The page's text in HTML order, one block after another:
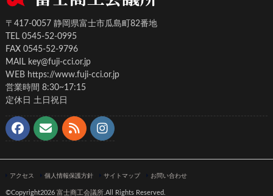
〒417-0057 静岡県富士市瓜島町82番地
TEL 0545-52-0995
FAX 0545-52-9796
MAIL key@fuji-cci.or.jp
WEB https://www.fuji-cci.or.jp
営業時間 8:30~17:15
定休日 土日祝日
アクセス 個人情報保護方針 サイトマップ お問い合わせ
©Copyright2026 富士商工会議所.All Rights Reserved.